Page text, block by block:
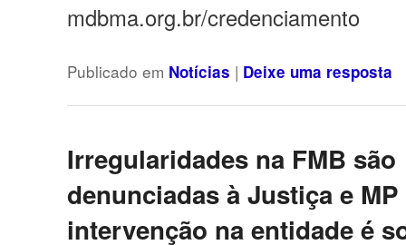
mdbma.org.br/credenciamento
Publicado em Notícias | Deixe uma resposta
Irregularidades na FMB são
denunciadas à Justiça e MP
intervenção na entidade é